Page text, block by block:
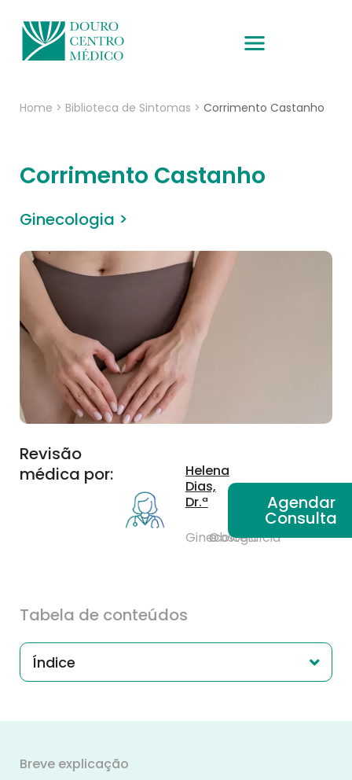
Home > Biblioteca de Sintomas > Corrimento Castanho
Corrimento Castanho
Ginecologia >
Revisão
médica por:
Helena
Dias,
Dr.ª
Ginecologia
e
Obstetrícia
Agendar
Consulta
Tabela de conteúdos
Índice
Breve explicação